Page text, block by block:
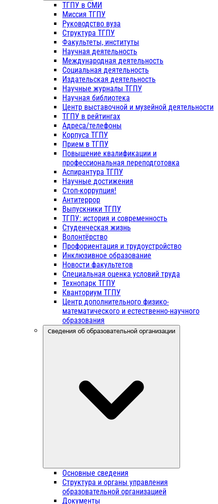
ТГПУ в СМИ
Миссия ТГПУ
Руководство вуза
Структура ТГПУ
Факультеты, институты
Научная деятельность
Международная деятельность
Социальная деятельность
Издательская деятельность
Научные журналы ТГПУ
Научная библиотека
Центр выставочной и музейной деятельности
ТГПУ в рейтингах
Адреса/телефоны
Корпуса ТГПУ
Прием в ТГПУ
Повышение квалификации и
профессиональная переподготовка
Аспирантура ТГПУ
Научные достижения
Стоп-коррупция!
Антитеррор
Выпускники ТГПУ
ТГПУ: история и современность
Студенческая жизнь
Волонтёрство
Профориентация и трудоустройство
Инклюзивное образование
Новости факультетов
Специальная оценка условий труда
Технопарк ТГПУ
Кванториум ТГПУ
Центр дополнительного физико-
математического и естественно-научного
образования
Сведения об образовательной организации
Основные сведения
Структура и органы управления
образовательной организацией
Документы